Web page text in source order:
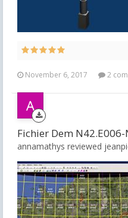
November 6, 2017 2
Fichier Dem
annamathys reviewed